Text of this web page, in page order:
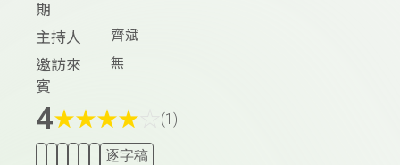
期
主持人 齊斌
邀訪來
賓
無
4★★★★ (1)
逐字稿